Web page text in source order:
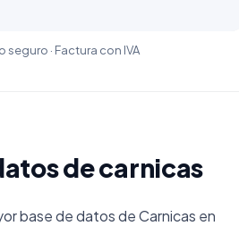
seguro · Factura con IVA
de carnicas
base de datos de Carnicas en